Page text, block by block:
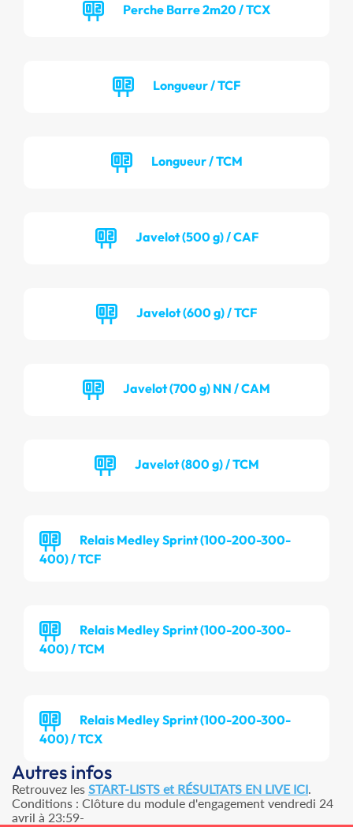
Perche Barre 2m20 / TCX
Longueur / TCF
Longueur / TCM
Javelot (500 g) / CAF
Javelot (600 g) / TCF
Javelot (700 g) NN / CAM
Javelot (800 g) / TCM
Relais Medley Sprint (100-200-300-
400) / TCF
Relais Medley Sprint (100-200-300-
400) / TCM
Relais Medley Sprint (100-200-300-
400) / TCX
Autres infos
Retrouvez les START-LISTS et RÉSULTATS EN LIVE ICI.
Conditions : Clôture du module d'engagement vendredi 24
avril à 23:59-